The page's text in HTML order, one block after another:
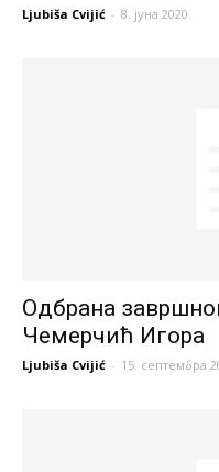
Ljubiša Cvijić - 8. јуна 2020.
Одбрана
Чемерчић Игора
Ljubiša Cvijić - 15. септембра